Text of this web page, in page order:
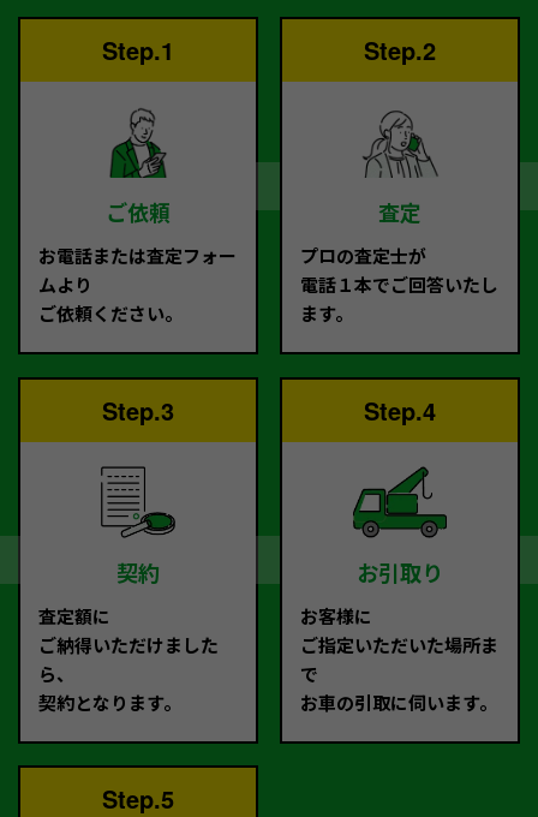
Step.1
ご依頼
お電話または査定フォー
ムより
ご依頼ください。
Step.2
査定
プロの査定士が
電話１本でご回答いたし
ます。
Step.3
契約
査定額に
ご納得いただけました
ら、
契約となります。
Step.4
お引取り
お客様に
ご指定いただいた場所ま
で
お車の引取に伺います。
Step.5